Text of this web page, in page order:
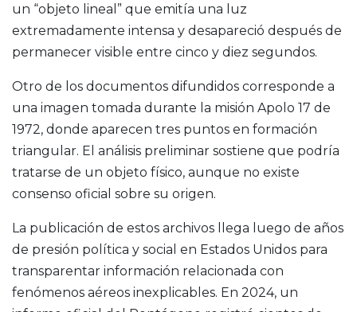
un “objeto lineal” que emitía una luz
extremadamente intensa y desapareció después de
permanecer visible entre cinco y diez segundos.
Otro de los documentos difundidos corresponde a
una imagen tomada durante la misión Apolo 17 de
1972, donde aparecen tres puntos en formación
triangular. El análisis preliminar sostiene que podría
tratarse de un objeto físico, aunque no existe
consenso oficial sobre su origen.
La publicación de estos archivos llega luego de años
de presión política y social en Estados Unidos para
transparentar información relacionada con
fenómenos aéreos inexplicables. En 2024, un